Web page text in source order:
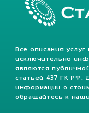
Все описания
исключительно
являются
статьей 437 ГК РФ.
информации о
обращайтесь к